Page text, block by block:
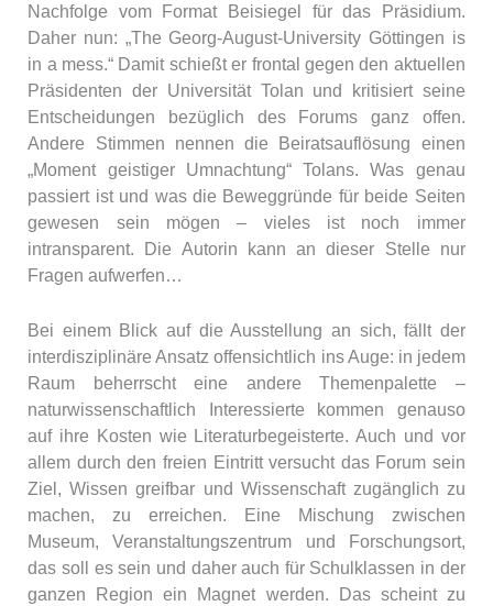
Nachfolge vom Format Beisiegel für das Präsidium.
Daher nun: „The Georg-August-University Göttingen is
in a mess.“ Damit schießt er frontal gegen den aktuellen
Präsidenten der Universität Tolan und kritisiert seine
Entscheidungen bezüglich des Forums ganz offen.
Andere Stimmen nennen die Beiratsauflösung einen
„Moment geistiger Umnachtung“ Tolans. Was genau
passiert ist und was die Beweggründe für beide Seiten
gewesen sein mögen – vieles ist noch immer
intransparent. Die Autorin kann an dieser Stelle nur
Fragen aufwerfen…
Bei einem Blick auf die Ausstellung an sich, fällt der
interdisziplinäre Ansatz offensichtlich ins Auge: in jedem
Raum beherrscht eine andere Themenpalette –
naturwissenschaftlich Interessierte kommen genauso
auf ihre Kosten wie Literaturbegeisterte. Auch und vor
allem durch den freien Eintritt versucht das Forum sein
Ziel, Wissen greifbar und Wissenschaft zugänglich zu
machen, zu erreichen. Eine Mischung zwischen
Museum, Veranstaltungszentrum und Forschungsort,
das soll es sein und daher auch für Schulklassen in der
ganzen Region ein Magnet werden. Das scheint zu